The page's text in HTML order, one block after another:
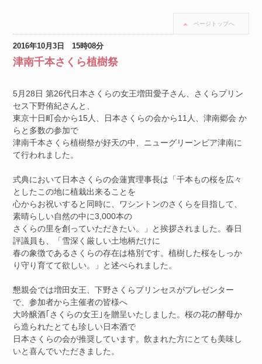
ページトップへ
2016年10月3日 15時08分
津南千本さくら植樹祭
5月28日 第26代日本さくらの女王増田愛子さん、さくらプリン
セス下野侑紀さんと、
東京十日町会から15人、日本さくらの会から11人、津南郷会 か
らと多数の参加で
津南千本さくら植樹祭が好天の中、ニューグリーンピア津南に
て行われました。
式典において日本さくらの会蓮實理事長は「千本もの桜を広々
としたこの地に植栽出来ることを
心からお祝いすると同時に、ワシントンのさくらを目指して、
素晴らしい自然の中に3,000本の
さくらの里を創っていただきたい。」と挨拶されました。春日
評議員も、「雪深く厳しい土地柄だけに
春の象徴であるさくらの存在は格別です。植樹した桜をしっか
り守り育てて欲しい。」と述べられました。
懇親会では増田女王、下野さくらプリンセスがプレゼンター
で、参加者から主催者の皆様へ
大吟醸酒｢さくらの女王｣を贈呈いたしました。桜の花の酵母か
ら造られたとても珍しい日本酒で
日本さくらの会が推奨しています。飲まれた方にとても美味し
いと喜んでいただきました。